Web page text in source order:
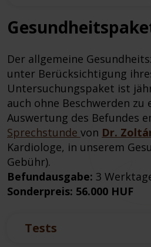
Der allgemeine
unter Berücksichtigung
Untersuchungspaket ist
auch ohne Beschwerden zu
Auswertung des Befundes
Sprechstunde von Dr.
Kardiologe, in unserem
Gebühr).
Befundausgabe: 3
Sonderpreis: 56.000 HUF
Tests